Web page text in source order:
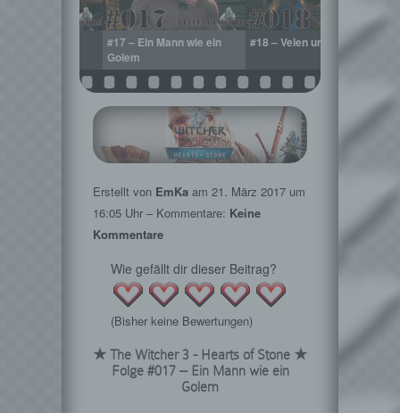
#17 – Ein Mann wie ein
Golem
#18 – Velen und zurück
Erstellt von EmKa am 21. März 2017 um
16:05 Uhr – Kommentare: Keine
Kommentare
Wie gefällt dir dieser Beitrag?
(Bisher keine Bewertungen)
★ The Witcher 3 - Hearts of Stone ★
Folge #017 – Ein Mann wie ein
Golem